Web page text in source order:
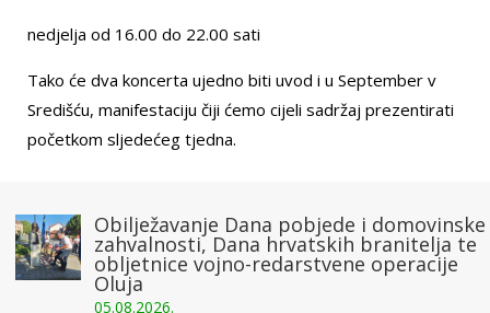
nedjelja od 16.00 do 22.00 sati
Tako će dva koncerta ujedno biti uvod i u September v
Središću, manifestaciju čiji ćemo cijeli sadržaj prezentirati
početkom sljedećeg tjedna.
Obilježavanje Dana pobjede i domovinske
zahvalnosti, Dana hrvatskih branitelja te
obljetnice vojno-redarstvene operacije
Oluja
05.08.2026.